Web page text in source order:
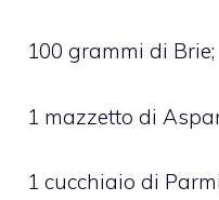
100 grammi di Brie;
1 mazzetto di
1 cucchiaio di